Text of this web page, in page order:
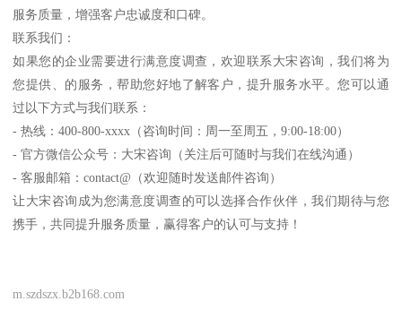
服务质量，增强客户忠诚度和口碑。
联系我们：
如果您的企业需要进行满意度调查，欢迎联系大宋咨询，我们将为
您提供、的服务，帮助您好地了解客户，提升服务水平。您可以通
过以下方式与我们联系：
- 热线：400-800-xxxx（咨询时间：周一至周五，9:00-18:00）
- 官方微信公众号：大宋咨询（关注后可随时与我们在线沟通）
- 客服邮箱：contact@（欢迎随时发送邮件咨询）
让大宋咨询成为您满意度调查的可以选择合作伙伴，我们期待与您
携手，共同提升服务质量，赢得客户的认可与支持！
m.szdszx.b2b168.com